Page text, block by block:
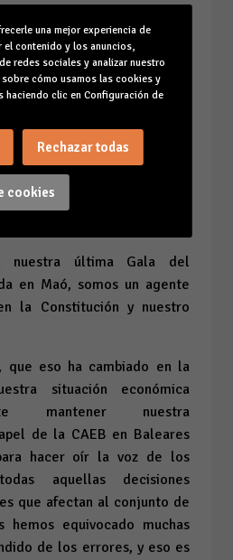
CAEB en 2014 mi máximo
duro y sin descanso para
de Baleares. Hace 12 años
de todos los empresarios,
complicada, en términos
Nuestra presencia en
nula y había una cierta
de compromiso de los
de representatividad y
nuestra última Gala del
en Maó, somos un agente
la Constitución y nuestro
que eso ha cambiado en la
situación económica
mantener nuestra
de la CAEB en Baleares
hacer oír la voz de los
aquellas decisiones
que afectan al conjunto de
hemos equivocado muchas
de los errores, y eso es
una mejor experiencia de
el contenido y los anuncios,
redes sociales y analizar nuestro
cómo usamos las cookies y
haciendo clic en Configuración de
cookies
Rechazar todas